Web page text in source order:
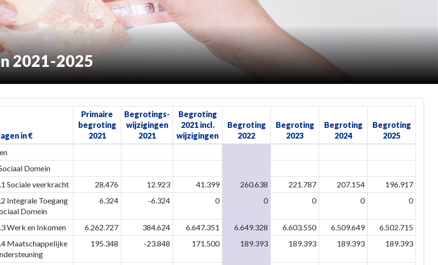
2021-2025
in €
Primaire
begroting
2021
Begrotings-
wijzigingen
2021
Begroting
2021 incl.
wijzigingen
Begroting
2022
Begroting
2023
Begroting
2024
Begroting
2025
Domein
Sociale veerkracht
28.476 12.923 41.399 260.638 221.787 207.154
196.917
Integrale Toegang
Domein
6.324 -6.324 0 0 0 0 0
Werk en Inkomen 6.262.727 384.624 6.647.351 6.649.328 6.603.550 6.509.649
6.502.715
Maatschappelijke
195.348 -23.848 171.500 189.393 189.393 189.393 189.393